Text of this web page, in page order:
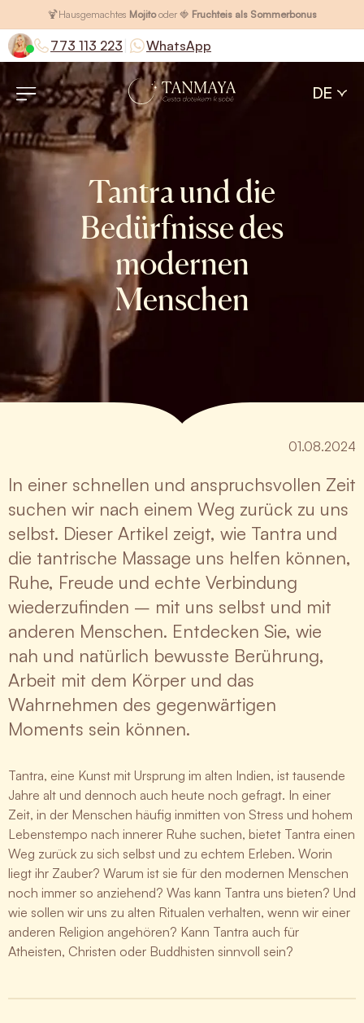
🍹Hausgemachtes Mojitooder 🍓 Fruchteis als Sommerbonus
773 113 223 WhatsApp
DE
Tantra und die
Bedürfnisse des
modernen
Menschen
01.08.2024
In einer schnellen und anspruchsvollen Zeit
suchen wir nach einem Weg zurück zu uns
selbst. Dieser Artikel zeigt, wie Tantra und
die tantrische Massage uns helfen können,
Ruhe, Freude und echte Verbindung
wiederzufinden – mit uns selbst und mit
anderen Menschen. Entdecken Sie, wie
nah und natürlich bewusste Berührung,
Arbeit mit dem Körper und das
Wahrnehmen des gegenwärtigen
Moments sein können.
Tantra, eine Kunst mit Ursprung im alten Indien, ist tausende
Jahre alt und dennoch auch heute noch gefragt. In einer
Zeit, in der Menschen häufig inmitten von Stress und hohem
Lebenstempo nach innerer Ruhe suchen, bietet Tantra einen
Weg zurück zu sich selbst und zu echtem Erleben. Worin
liegt ihr Zauber? Warum ist sie für den modernen Menschen
noch immer so anziehend? Was kann Tantra uns bieten? Und
wie sollen wir uns zu alten Ritualen verhalten, wenn wir einer
anderen Religion angehören? Kann Tantra auch für
Atheisten, Christen oder Buddhisten sinnvoll sein?